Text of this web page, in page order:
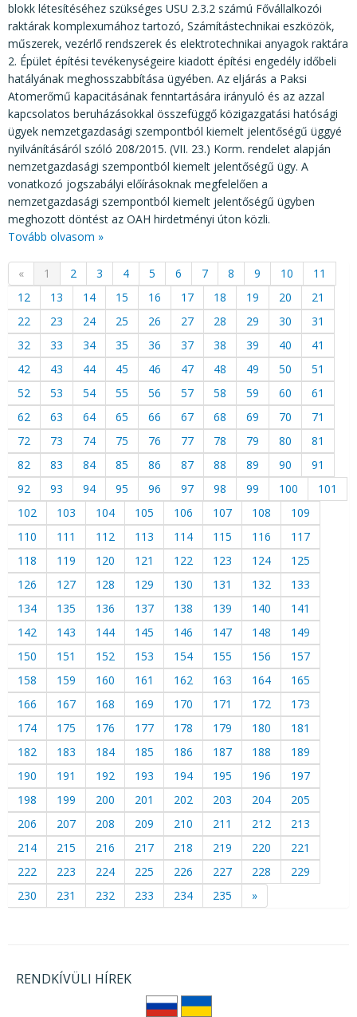
blokk létesítéséhez szükséges USU 2.3.2 számú Fővállalkozói
raktárak komplexumához tartozó, Számítástechnikai eszközök,
műszerek, vezérlő rendszerek és elektrotechnikai anyagok raktára
2. Épület építési tevékenységeire kiadott építési engedély időbeli
hatályának meghosszabbítása ügyében. Az eljárás a Paksi
Atomerőmű kapacitásának fenntartására irányuló és az azzal
kapcsolatos beruházásokkal összefüggő közigazgatási hatósági
ügyek nemzetgazdasági szempontból kiemelt jelentőségű üggyé
nyilvánításáról szóló 208/2015. (VII. 23.) Korm. rendelet alapján
nemzetgazdasági szempontból kiemelt jelentőségű ügy. A
vonatkozó jogszabályi előírásoknak megfelelően a
nemzetgazdasági szempontból kiemelt jelentőségű ügyben
meghozott döntést az OAH hirdetményi úton közli.
Tovább olvasom »
« 1 2 3 4 5 6 7 8 9 10
11
12
13 14 15 16 17 18 19 20
21
22
23 24 25 26 27 28 29 30
31
32
33 34 35 36 37 38 39 40
41
42
43 44 45 46 47 48 49 50
51
52
53 54 55 56 57 58 59 60
61
62
63 64 65 66 67 68 69 70
71
72
73 74 75 76 77 78 79 80
81
82
83 84 85 86 87 88 89 90
91
92
93 94 95 96 97 98 99 100
101
102
103 104 105 106 107 108
109
110
111 112 113 114 115 116
117
118
119 120 121 122 123 124
125
126
127 128 129 130 131 132
133
134
135 136 137 138 139 140
141
142
143 144 145 146 147 148
149
150
151 152 153 154 155 156
157
158
159 160 161 162 163 164
165
166
167 168 169 170 171 172
173
174
175 176 177 178 179 180
181
182
183 184 185 186 187 188
189
190
191 192 193 194 195 196
197
198
199 200 201 202 203 204
205
206
207 208 209 210 211 212
213
214
215 216 217 218 219 220
221
222
223 224 225 226 227 228
229
230
231 232 233 234 235 »
RENDKÍVÜLI HÍREK